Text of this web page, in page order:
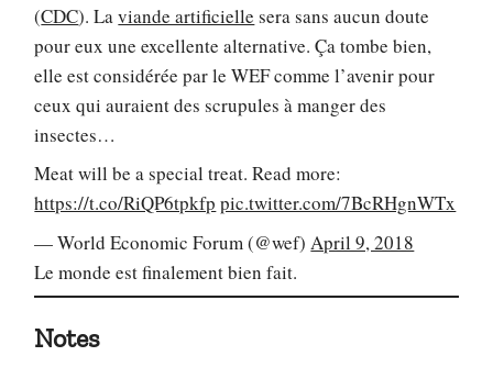
(CDC). Laviande artificielle sera sans aucun doute
pour eux une excellente alternative. Ça tombe bien,
elle est considérée par le WEF comme l’avenir pour
ceux qui auraient des scrupules à manger des
insectes…
Meat will be a special treat. Read more:
https://t.co/RiQP6tpkfp pic.twitter.com/7BcRHgnWTx
— World Economic Forum (@wef)April 9, 2018
Le monde est finalement bien fait.
Notes